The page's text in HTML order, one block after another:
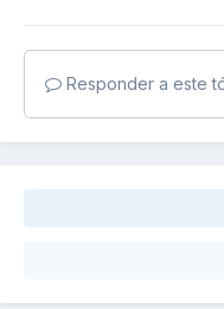
Responder a este